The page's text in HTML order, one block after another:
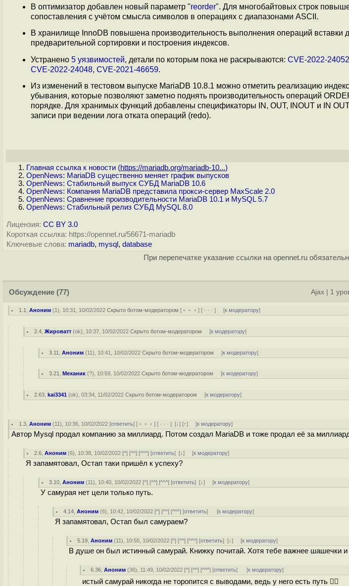
В оптимизатор добавлен новый параметр "reorder". Для многобайтовых строк
сопоставления с учётом смысла символов в операциях с диапазонами ASCII.
В хранилище InnoDB повышена производительность выполнения операций вставки
предварительной сортировки и построения индексов.
Устранено 5 уязвимостей, детали по которым пока не раскрываются: CVE-2022-24052
CVE-2022-24048, CVE-2021-46659.
Из изменений в тестовом выпуске MariaDB 10.8.1 можно отметить реализацию
убывания, которые позволяют заметно поднять производительность операций
порядке. Для хранимых функций добавлены спецификаторы IN, OUT, INOUT и IN
записи при ведении лога отката операций (redo).
Главная ссылка к новости (https://mariadb.org/mariadb-10...)
OpenNews: MariaDB существенно меняет график выпусков
OpenNews: Стабильный выпуск СУБД MariaDB 10.6
OpenNews: Компания MariaDB представила прокси-сервер MaxScale 2.0
OpenNews: Сравнение производительности MariaDB 10.1 и MySQL 5.7
OpenNews: Стабильный релиз СУБД MySQL 8.0
Лицензия: CC BY 3.0
Короткая ссылка: https://opennet.ru/56671-mariadb
Ключевые слова: mariadb, mysql , database
При перепечатке указание ссылки на opennet.ru
Обсуждение (77) Ajax 1
1.1 ,Аноним (1), 10:31, 10/02/2022Скрыто ботом-модератором [ ﹢﹢﹢] [ · · ·] [к модератору]
2.4 ,Жироватт (ok), 10:37, 10/02/2022Скрыто ботом-модератором [к модератору]
3.11 ,Аноним (11), 10:41, 10/02/2022Скрыто ботом-модератором [к модератору]
3.21 ,Механик (?), 10:59, 10/02/2022Скрыто ботом-модератором [к модератору]
2.63 ,kai3341 (ok), 03:34, 11/02/2022Скрыто ботом-модератором [к модератору]
1.3 ,Аноним (11), 10:36, 10/02/2022 [ответить] [ ﹢﹢﹢] [ · · ·][↓] [↑] [к модератору]
Автор Mysql продал компанию за миллиард. Потом создал MariaDB и тоже продал её за
2.6 ,Аноним (6), 10:38, 10/02/2022 [^] [^^] [^^^] [ответить][↓] [к модератору]
Я запамятовал, Остап таки пришёл к успеху?
3.10 ,Аноним (11), 10:40, 10/02/2022 [^] [^^] [^^^] [ответить][↓] [к модератору]
У самурая нет цели только путь.
4.14 ,Аноним (6), 10:42, 10/02/2022 [^] [^^] [^^^] [ответить] [к модератору]
Я запамятовал, Остап был самураем?
5.19 ,Аноним (11), 10:55, 10/02/2022 [^] [^^] [^^^] [ответить][↓] [к модератору]
В душе он был истинный самурай. Книжку почитай. Хотя тебе важнее шашечки
6.36 ,Аноним (36), 11:49, 10/02/2022 [^] [^^] [^^^] [ответить] [к модератору]
истый самурай никогда не торопится с выводами, ведь у него есть путь ☝🏻